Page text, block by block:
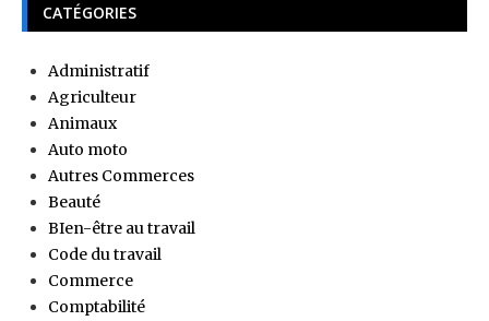
CATÉGORIES
Administratif
Agriculteur
Animaux
Auto moto
Autres Commerces
Beauté
BIen-être au travail
Code du travail
Commerce
Comptabilité